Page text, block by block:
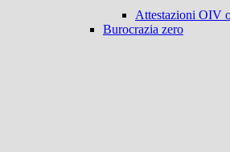
Attestazioni OIV
Burocrazia zero